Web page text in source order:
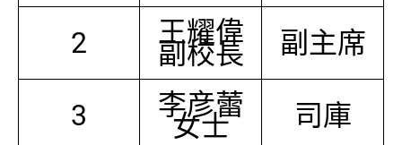
2 王耀偉
副校長 副主席
3 李彦蕾
女士 司庫